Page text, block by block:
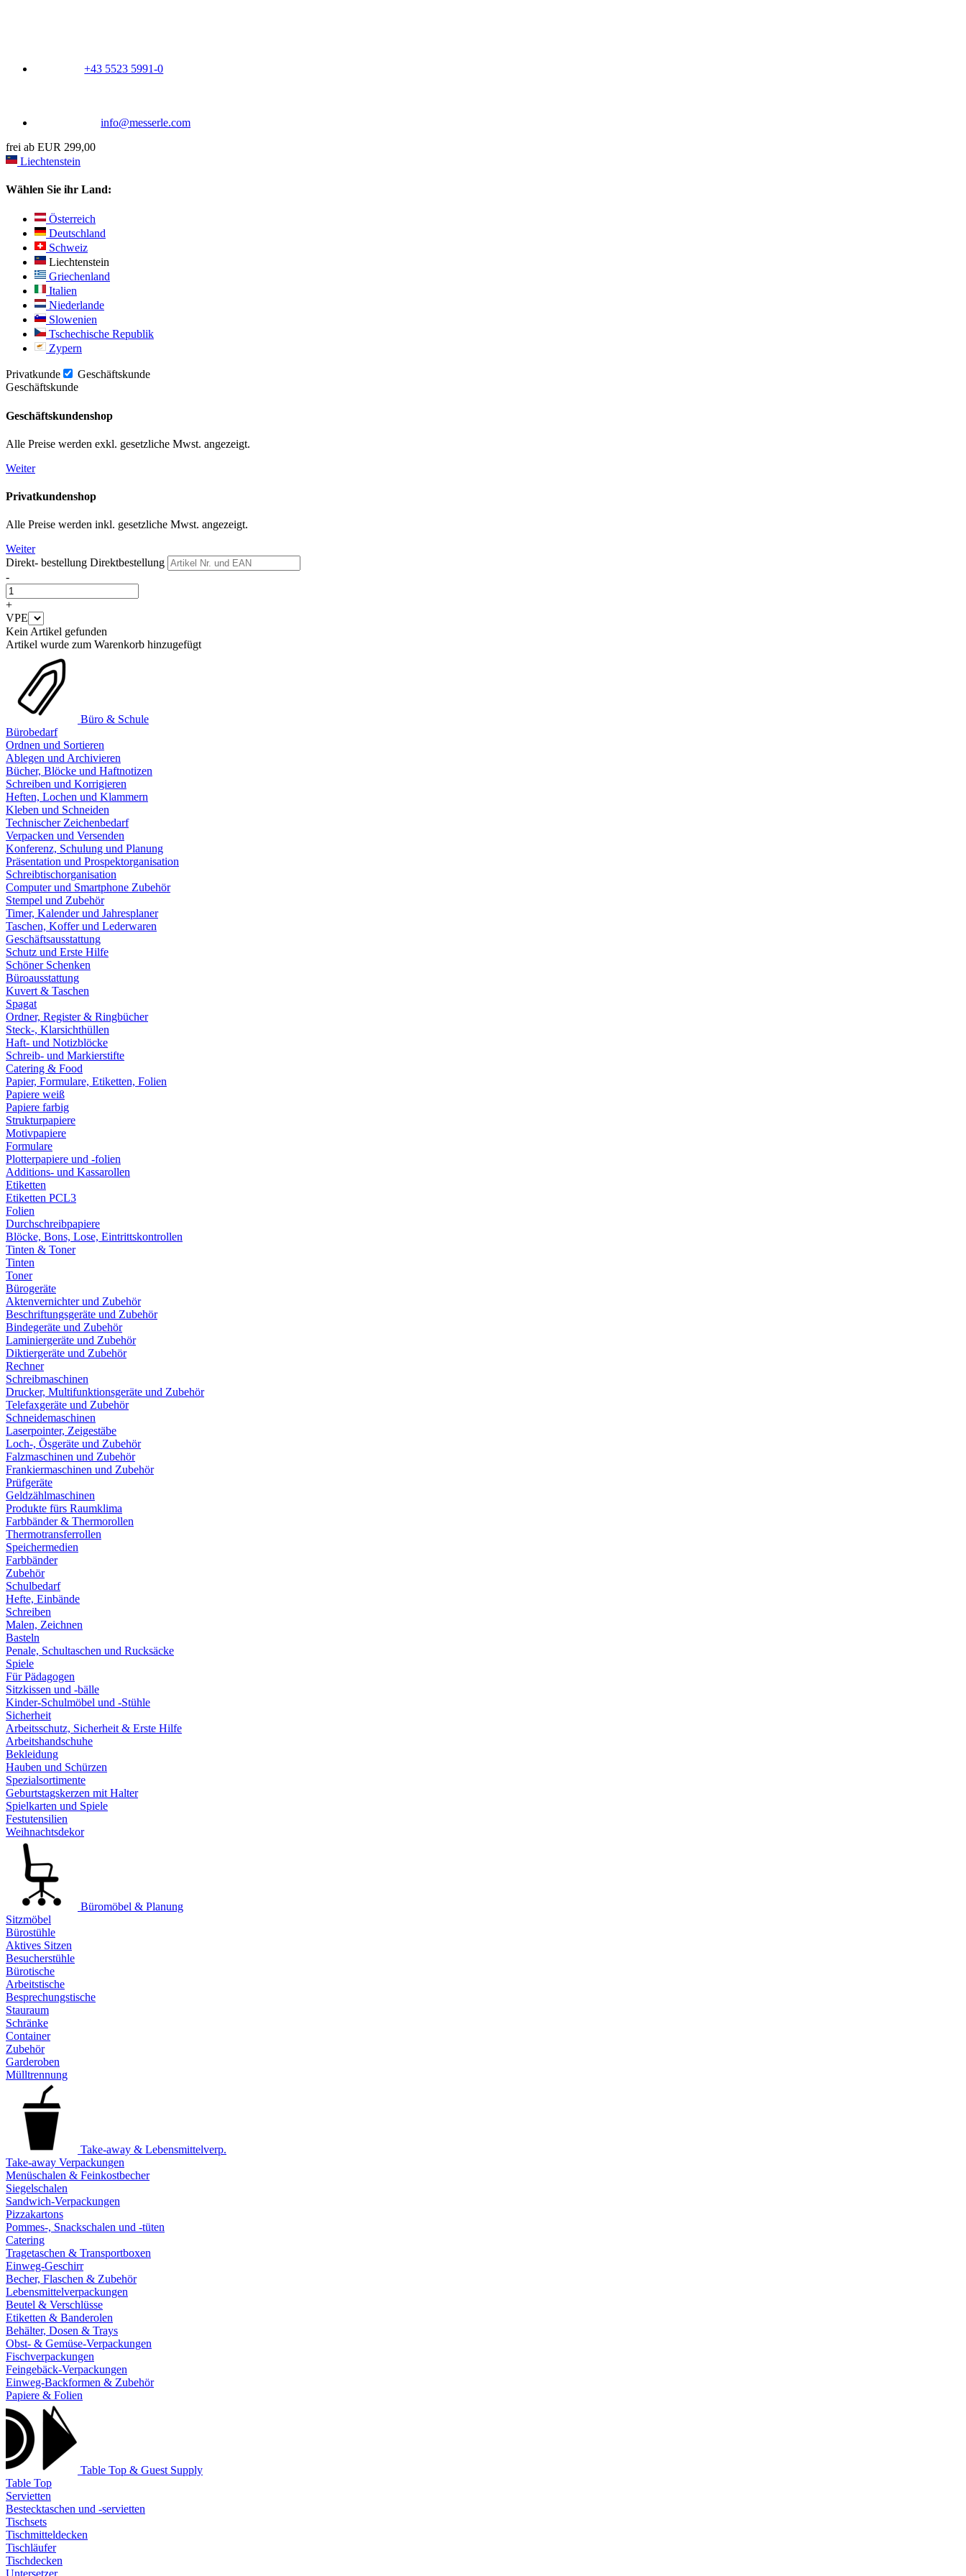
+43 5523 5991-0
info@messerle.com
frei ab EUR 299,00
Liechtenstein
Wählen Sie ihr Land:
Österreich
Deutschland
Schweiz
Liechtenstein
Griechenland
Italien
Niederlande
Slowenien
Tschechische Republik
Zypern
Privatkunde
Geschäftskunde
Geschäftskunde
Geschäftskundenshop
Alle Preise werden exkl. gesetzliche Mwst. angezeigt.
Weiter
Privatkundenshop
Alle Preise werden inkl. gesetzliche Mwst. angezeigt.
Weiter
Direkt- bestellung Direktbestellung
-
+
VPE
Kein Artikel gefunden
Artikel wurde zum Warenkorb hinzugefügt
Büro & Schule
Bürobedarf
Ordnen und Sortieren
Ablegen und Archivieren
Bücher, Blöcke und Haftnotizen
Schreiben und Korrigieren
Heften, Lochen und Klammern
Kleben und Schneiden
Technischer Zeichenbedarf
Verpacken und Versenden
Konferenz, Schulung und Planung
Präsentation und Prospektorganisation
Schreibtischorganisation
Computer und Smartphone Zubehör
Stempel und Zubehör
Timer, Kalender und Jahresplaner
Taschen, Koffer und Lederwaren
Geschäftsausstattung
Schutz und Erste Hilfe
Schöner Schenken
Büroausstattung
Kuvert & Taschen
Spagat
Ordner, Register & Ringbücher
Steck-, Klarsichthüllen
Haft- und Notizblöcke
Schreib- und Markierstifte
Catering & Food
Papier, Formulare, Etiketten, Folien
Papiere weiß
Papiere farbig
Strukturpapiere
Motivpapiere
Formulare
Plotterpapiere und -folien
Additions- und Kassarollen
Etiketten
Etiketten PCL3
Folien
Durchschreibpapiere
Blöcke, Bons, Lose, Eintrittskontrollen
Tinten & Toner
Tinten
Toner
Bürogeräte
Aktenvernichter und Zubehör
Beschriftungsgeräte und Zubehör
Bindegeräte und Zubehör
Laminiergeräte und Zubehör
Diktiergeräte und Zubehör
Rechner
Schreibmaschinen
Drucker, Multifunktionsgeräte und Zubehör
Telefaxgeräte und Zubehör
Schneidemaschinen
Laserpointer, Zeigestäbe
Loch-, Ösgeräte und Zubehör
Falzmaschinen und Zubehör
Frankiermaschinen und Zubehör
Prüfgeräte
Geldzählmaschinen
Produkte fürs Raumklima
Farbbänder & Thermorollen
Thermotransferrollen
Speichermedien
Farbbänder
Zubehör
Schulbedarf
Hefte, Einbände
Schreiben
Malen, Zeichnen
Basteln
Penale, Schultaschen und Rucksäcke
Spiele
Für Pädagogen
Sitzkissen und -bälle
Kinder-Schulmöbel und -Stühle
Sicherheit
Arbeitsschutz, Sicherheit & Erste Hilfe
Arbeitshandschuhe
Bekleidung
Hauben und Schürzen
Spezialsortimente
Geburtstagskerzen mit Halter
Spielkarten und Spiele
Festutensilien
Weihnachtsdekor
Büromöbel & Planung
Sitzmöbel
Bürostühle
Aktives Sitzen
Besucherstühle
Bürotische
Arbeitstische
Besprechungstische
Stauraum
Schränke
Container
Zubehör
Garderoben
Mülltrennung
Take-away & Lebensmittelverp.
Take-away Verpackungen
Menüschalen & Feinkostbecher
Siegelschalen
Sandwich-Verpackungen
Pizzakartons
Pommes-, Snackschalen und -tüten
Catering
Tragetaschen & Transportboxen
Einweg-Geschirr
Becher, Flaschen & Zubehör
Lebensmittelverpackungen
Beutel & Verschlüsse
Etiketten & Banderolen
Behälter, Dosen & Trays
Obst- & Gemüse-Verpackungen
Fischverpackungen
Feingebäck-Verpackungen
Einweg-Backformen & Zubehör
Papiere & Folien
Table Top & Guest Supply
Table Top
Servietten
Bestecktaschen und -servietten
Tischsets
Tischmitteldecken
Tischläufer
Tischdecken